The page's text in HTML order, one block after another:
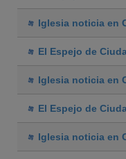
Iglesia noticia en
El Espejo de
Iglesia noticia en
El Espejo de
Iglesia noticia en